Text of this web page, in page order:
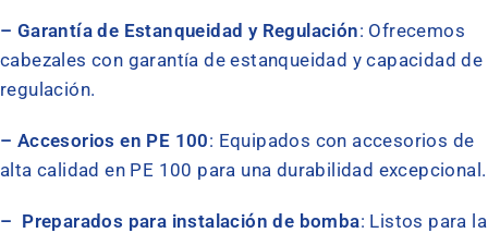
– Garantía de Estanqueidad y Regulación: Ofrecemos
cabezales con garantía de estanqueidad y capacidad de
regulación.
– Accesorios en PE 100: Equipados con accesorios de
alta calidad en PE 100 para una durabilidad excepcional.
– Preparados para instalación de bomba: Listos para la